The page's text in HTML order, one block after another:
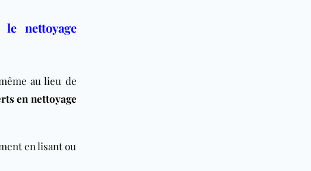
nettoyage
au lieu de
en nettoyage
en lisant ou